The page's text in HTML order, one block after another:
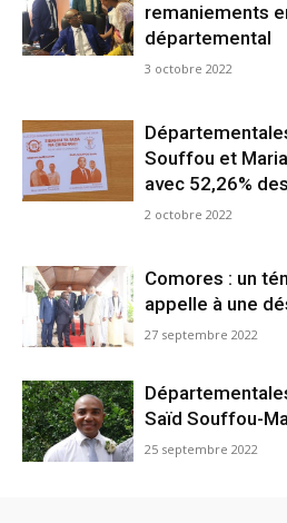
remaniements
départemental
3 octobre 2022
Souffou et
avec 52,26%
2 octobre 2022
Comores : un
appelle à une
27 septembre 2022
Saïd Souffou-
25 septembre 2022